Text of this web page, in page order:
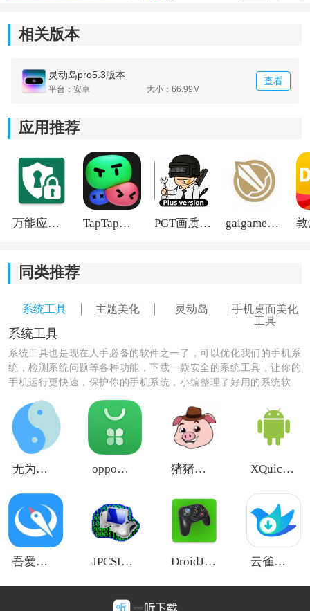
2、高度个性化设置：
内置多种图标、主题资源
，可对图标样式、
显示布局以及细节元素进行调整，满足不同用户的审美
3、桌面整理更轻松：
提供快捷管理与图标排列功能，帮助用户更高效地整理
桌面内容，减少应用杂乱问题，常用功能也能更快找
相关版本
灵动岛pro5.3版本
平台：安卓 大小：66.99M
查看
应用推荐
万能应用隐藏 TapTap国际版2026 PGT画质助手旧版 galgame游戏盒子2026
同类推荐
系统工具 主题美化 灵动岛
手机桌面美化
工具
系统工具
系统工具也是现在人手必备的软件之一了，可以优化我们的手机系
统，检测系统问题等各种功能，下载一款安全的系统工具，让你的
手机运行更快速，保护你的手机系统，小编整理了好用的系统软
无为框架模块 oppo手机应用商店 猪猪软件库3.5版本 XQuickEnergy秋风版
吾爱软件库1.1.0 JPCSIM系统模拟器 DroidJoy游戏手柄 云雀视频下载助手